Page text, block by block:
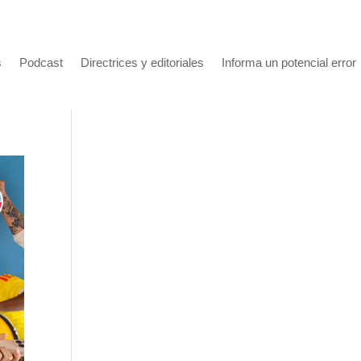
Podcast Directrices y editoriales Informa un potencial error